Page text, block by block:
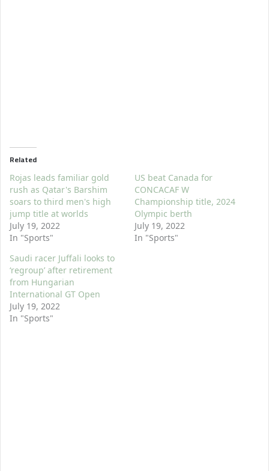
Related
Rojas leads familiar gold
rush as Qatar's Barshim
soars to third men's high
jump title at worlds
July 19, 2022
In "Sports"
US beat Canada for
CONCACAF W
Championship title, 2024
Olympic berth
July 19, 2022
In "Sports"
Saudi racer Juffali looks to
‘regroup’ after retirement
from Hungarian
International GT Open
July 19, 2022
In "Sports"